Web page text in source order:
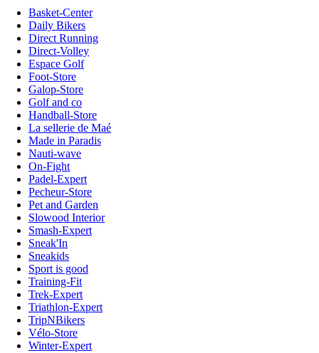
Basket-Center
Daily Bikers
Direct Running
Direct-Volley
Espace Golf
Foot-Store
Galop-Store
Golf and co
Handball-Store
La sellerie de Maé
Made in Paradis
Nauti-wave
On-Fight
Padel-Expert
Pecheur-Store
Pet and Garden
Slowood Interior
Smash-Expert
Sneak'In
Sneakids
Sport is good
Training-Fit
Trek-Expert
Triathlon-Expert
TripNBikers
Vélo-Store
Winter-Expert